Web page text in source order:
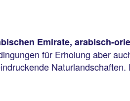
Emirate, arabisch-
für Erholung aber